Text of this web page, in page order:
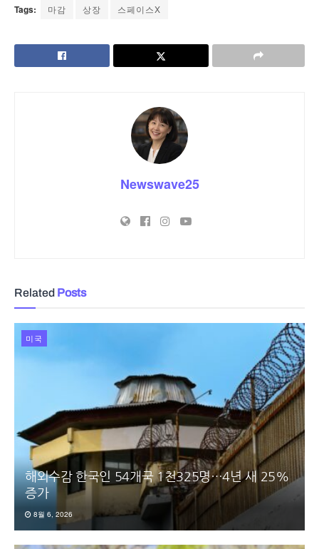
Tags: 마감 상장 스페이스X
Newswave25
Related Posts
미국
해외수감 한국인 54개국 1천325명…4년 새 25%
증가
8월 6, 2026